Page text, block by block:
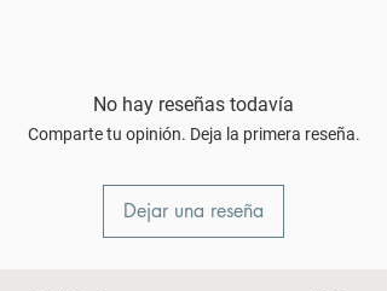
No hay reseñas todavía
Comparte tu opinión. Deja la primera reseña.
Dejar una reseña